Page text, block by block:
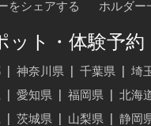
をシェアする
ホルダー
ット・体験予約
神奈川県 千葉県 埼
愛知県 福岡県 北海
茨城県 山梨県 静岡